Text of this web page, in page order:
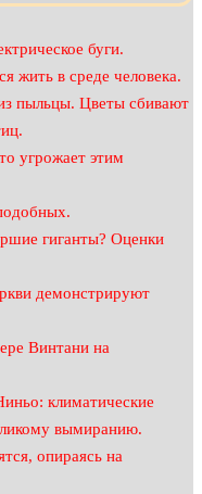
буги.
жить в среде человека.
пыльцы. Цветы сбивают
угрожает этим
гиганты? Оценки
демонстрируют
Винтани на
климатические
вымиранию.
опираясь на